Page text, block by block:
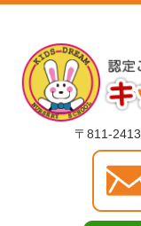
〒811-